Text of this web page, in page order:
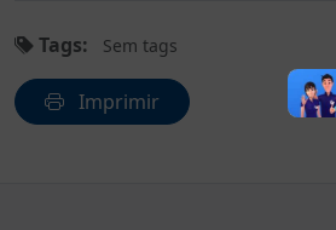
Tags: Sem tags
Imprimir